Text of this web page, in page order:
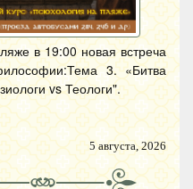
в 19:00 новая встреча
3. «Битва
vs Теологи".
5 августа, 2026